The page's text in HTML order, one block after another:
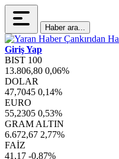
Haber ara...
Giriş Yap
BIST 100
13.806,80 0,06%
DOLAR
47,7045 0,14%
EURO
55,2305 0,53%
GRAM ALTIN
6.672,67 2,77%
FAİZ
41,17 -0,87%